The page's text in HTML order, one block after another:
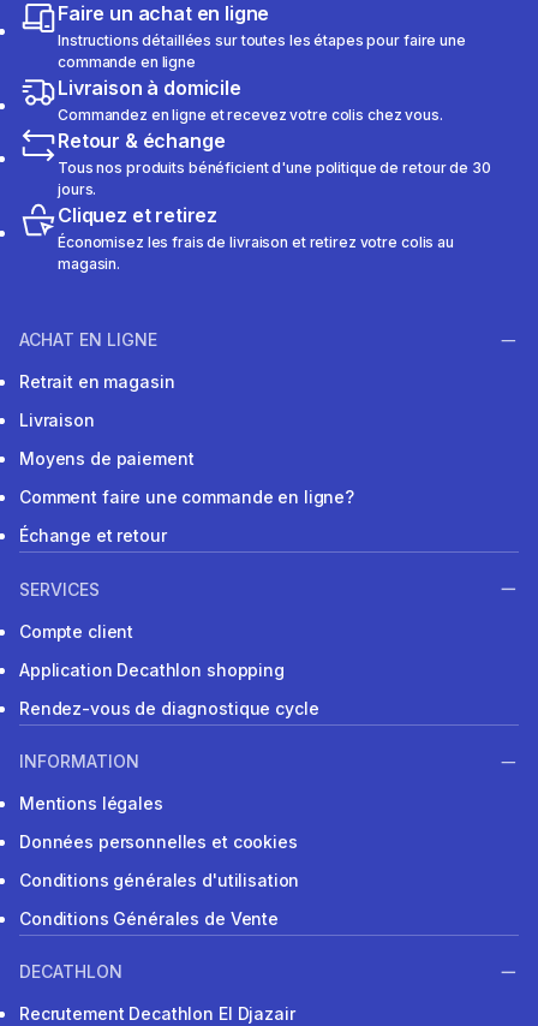
Faire un achat en ligne
Instructions détaillées sur toutes les étapes pour faire une
commande en ligne
Livraison à domicile
Commandez en ligne et recevez votre colis chez vous.
Retour & échange
Tous nos produits bénéficient d'une politique de retour de 30
jours.
Cliquez et retirez
Économisez les frais de livraison et retirez votre colis au
magasin.
ACHAT EN LIGNE
Retrait en magasin
Livraison
Moyens de paiement
Comment faire une commande en ligne?
Échange et retour
SERVICES
Compte client
Application Decathlon shopping
Rendez-vous de diagnostique cycle
INFORMATION
Mentions légales
Données personnelles et cookies
Conditions générales d'utilisation
Conditions Générales de Vente
DECATHLON
Recrutement Decathlon El Djazair